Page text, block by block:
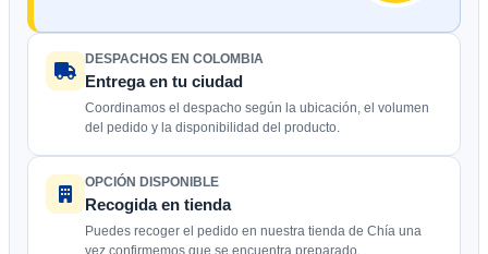
DESPACHOS EN COLOMBIA
Entrega en tu ciudad
Coordinamos el despacho según la ubicación, el volumen
del pedido y la disponibilidad del producto.
OPCIÓN DISPONIBLE
Recogida en tienda
Puedes recoger el pedido en nuestra tienda de Chía una
vez confirmemos que se encuentra preparado.